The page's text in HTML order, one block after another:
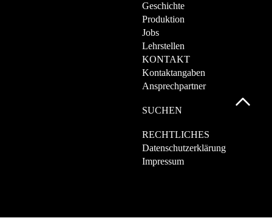
Geschichte
Produktion
Jobs
Lehrstellen
KONTAKT
Kontaktangaben
Ansprechpartner
SUCHEN
RECHTLICHES
Datenschutzerklärung
Impressum